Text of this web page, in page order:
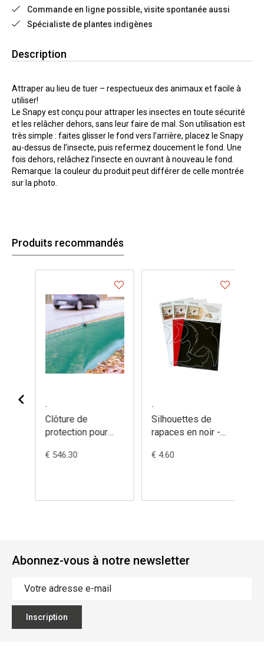
Commande en ligne possible, visite spontanée aussi
Spécialiste de plantes indigènes
Description
Attraper au lieu de tuer – respectueux des animaux et facile à
utiliser!
Le Snapy est conçu pour attraper les insectes en toute sécurité
et les relâcher dehors, sans leur faire de mal. Son utilisation est
très simple : faites glisser le fond vers l’arrière, placez le Snapy
au-dessus de l’insecte, puis refermez doucement le fond. Une
fois dehors, relâchez l’insecte en ouvrant à nouveau le fond.
Remarque: la couleur du produit peut différer de celle montrée
sur la photo.
Produits recommandés
Clôture de
protection pour
550/2
€ 546.30
Silhouettes de
rapaces en noir -
€ 4.60
Abonnez-vous à notre newsletter
Inscription